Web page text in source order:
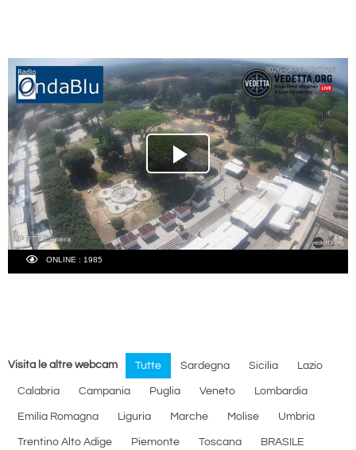
Visita le altre webcam Tutte Sardegna Sicilia Lazio
Calabria Campania Puglia Veneto Lombardia
Emilia Romagna Liguria Marche Molise Umbria
Trentino Alto Adige Piemonte Toscana BRASILE